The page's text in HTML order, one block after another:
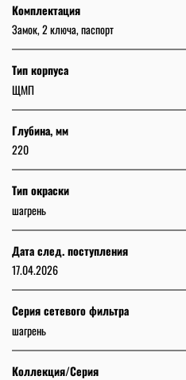
Комплектация
Замок, 2 ключа, паспорт
Тип корпуса
ЩМП
Глубина, мм
220
Тип окраски
шагрень
Дата след. поступления
17.04.2026
Серия сетевого фильтра
шагрень
Коллекция/Серия